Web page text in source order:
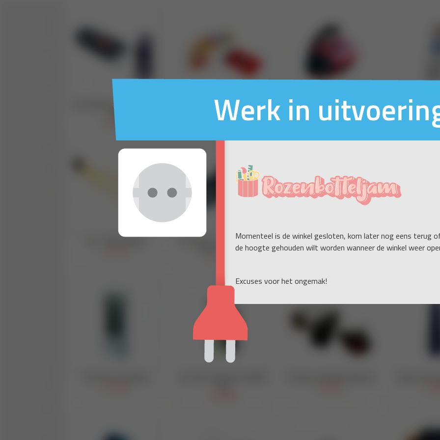
Werk in
Momenteel is de winkel gesloten, kom later nog eens terug
de hoogte gehouden wilt worden wanneer de winkel weer
Excuses voor het ongemak!